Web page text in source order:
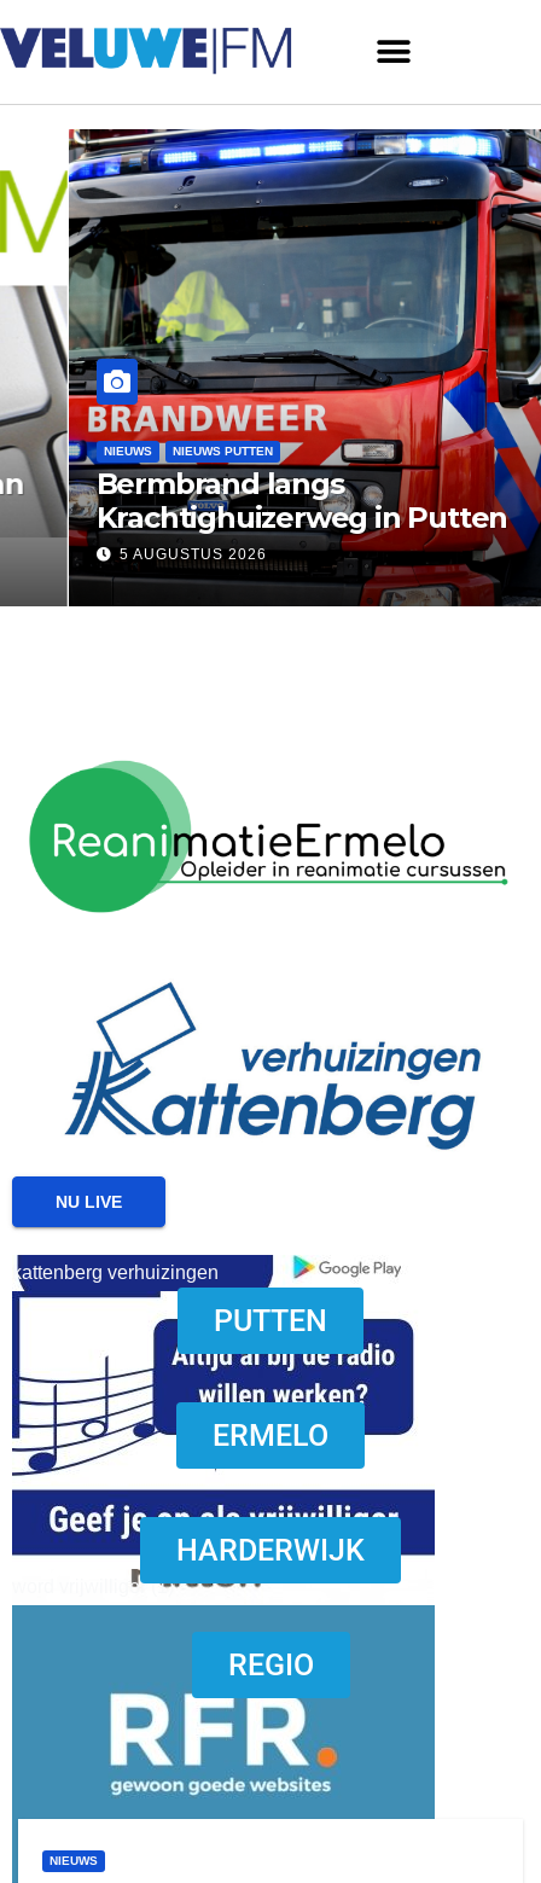
NIEUWS NIEUWS PUTTEN
Bermbrand langs
Krachtighuizerweg in Putten
5 AUGUSTUS 2026
reanimatie ermelo
download onzze App
kattenberg verhuizingen
word vrijwilliger (1)
NU LIVE
PUTTEN
ERMELO
HARDERWIJK
REGIO
NIEUWS